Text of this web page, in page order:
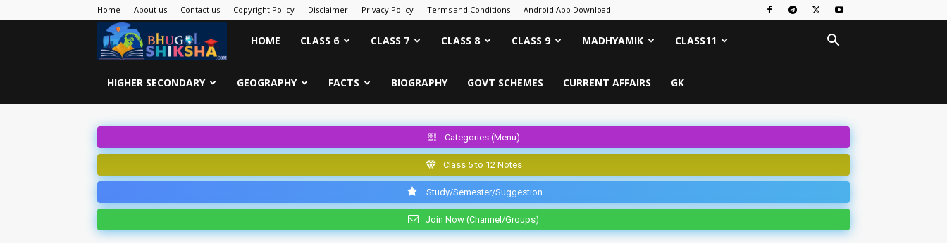
Home About us Contact us Copyright Policy Disclaimer Privacy Policy Terms and Conditions Android App Download
Bhugol
Shiksha
HOME CLASS 6 CLASS 7 CLASS 8 CLASS 9 MADHYAMIK CLASS11
HIGHER SECONDARY GEOGRAPHY FACTS BIOGRAPHY GOVT SCHEMES CURRENT AFFAIRS GK
Categories (Menu)
Class 5 to 12 Notes
Study/Semester/Suggestion
Join Now (Channel/Groups)